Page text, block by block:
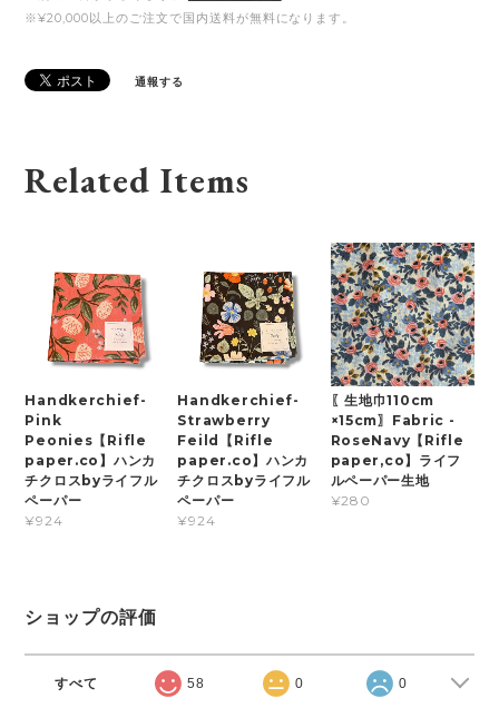
※¥20,000以上のご注文で国内送料が無料になります。
通報する
Related Items
Handkerchief-
Pink
Peonies【Rifle
paper.co】ハンカ
チクロスbyライフル
ペーパー
¥924
Handkerchief-
Strawberry
Feild【Rifle
paper.co】ハンカ
チクロスbyライフル
ペーパー
¥924
〖生地巾110cm
×15cm〗Fabric -
RoseNavy【Rifle
paper,co】ライフ
ルペーパー生地
¥280
ショップの評価
すべて 58 0 0